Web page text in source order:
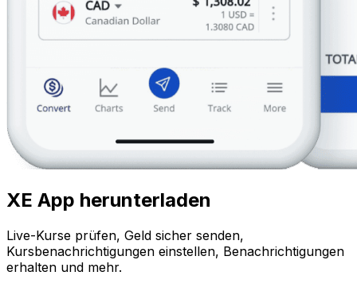
XE App herunterladen
Live-Kurse prüfen, Geld sicher senden,
Kursbenachrichtigungen einstellen, Benachrichtigungen
erhalten und mehr.